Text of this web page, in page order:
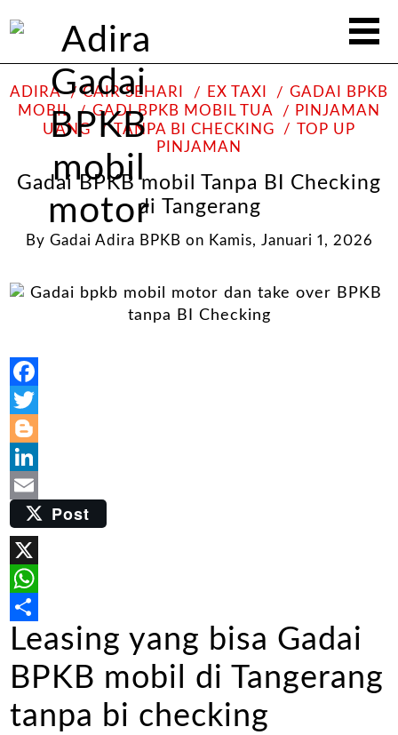
ADIRA CAIR SEHARI EX TAXI
GADAI BPKB
MOBIL
GADI BPKB MOBIL TUA
PINJAMAN
UANG
TANPA BI CHECKING
TOP UP
PINJAMAN
Gadai BPKB mobil Tanpa BI Checking
di Tangerang
By Gadai Adira BPKB on Kamis, Januari 1, 2026
Facebook
Twitter
Blogger
LinkedIn
Email Post
X
WhatsApp
Share
Leasing yang bisa Gadai
BPKB mobil di Tangerang
tanpa bi checking